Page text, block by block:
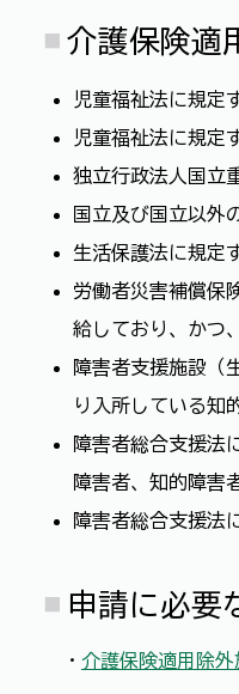
介護保険適
児童福祉法に規定
児童福祉法に規定
独立行政法人国立
国立及び国立以外
生活保護法に規定
労働者災害補償保
給しており、かつ
障害者支援施設（
り入所している知
障害者総合支援法
障害者、知的障害
障害者総合支援法
申請に必
・ 介護保険適用除